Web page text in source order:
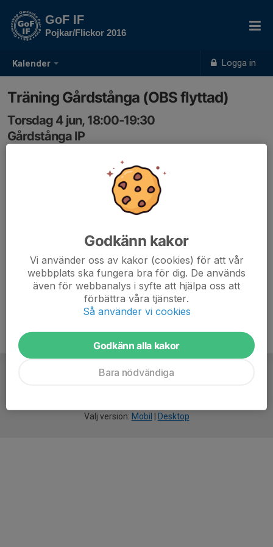
Kalender Logga in
GoF IF
Pojkar/Flickor 2016
Träning Gårdstånga (OBS flyttad)
Torsdag 4 jun, 18:00-19:30
Gårdstånga IP
Välj version: Mobil Desktop
Godkänn kakor
Vi använder oss av kakor (cookies) för att vår
webbplats ska fungera bra för dig. De används
även för webbanalys i syfte att hjälpa oss att
förbättra våra tjänster.
Så använder vi cookies
Godkänn alla kakor
Bara nödvändiga